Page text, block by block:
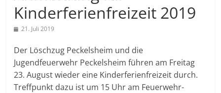
Kinderferienfreizeit 2019
21. Juli 2019
Der Löschzug Peckelsheim und die
Jugendfeuerwehr Peckelsheim führen am Freitag
23. August wieder eine Kinderferienfreizeit durch.
Treffpunkt dazu ist um 15 Uhr am Feuerwehr-